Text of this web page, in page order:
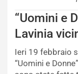
“Uomini e
Lavinia
Ieri 19 febbraio
“Uomini e